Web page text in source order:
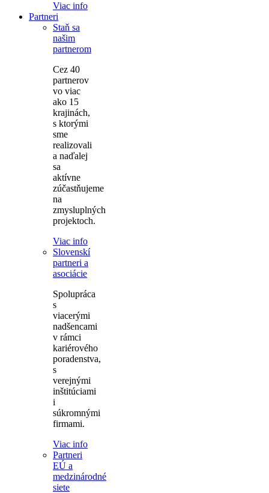
Viac info
Partneri
Staň sa
našim
partnerom
Cez 40
partnerov
vo viac
ako 15
krajinách,
s ktorými
sme
realizovali
a naďalej
sa
aktívne
zúčastňujeme
na
zmysluplných
projektoch.
Viac info
Slovenskí
partneri a
asociácie
Spolupráca
s
viacerými
nadšencami
v rámci
kariérového
poradenstva,
s
verejnými
inštitúciami
i
súkromnými
firmami.
Viac info
Partneri
EÚ a
medzinárodné
siete